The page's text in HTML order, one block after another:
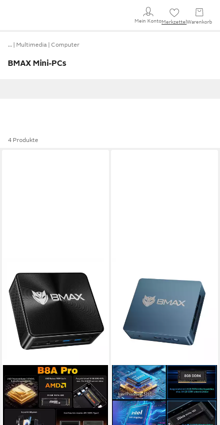
Mein KontoMerkzettel Warenkorb
… Multimedia Computer
BMAX Mini-PCs
4 Produkte